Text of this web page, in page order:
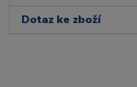
Dotaz ke zboží